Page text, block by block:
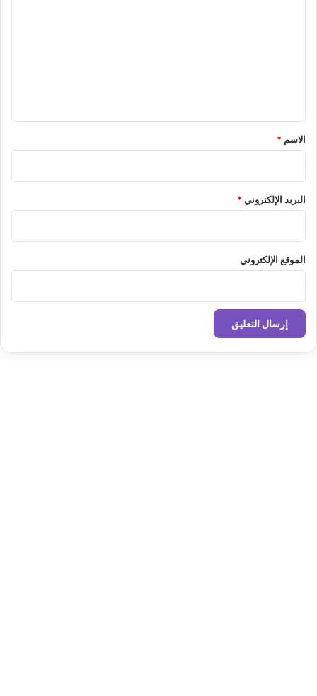
*
الاسم *
البريد الإلكتروني*
الموقع الإلكتروني